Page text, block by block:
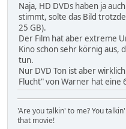
Naja, HD DVDs haben ja
stimmt, solte das Bild
25 GB).
Der Film hat aber extreme
Kino schon sehr körnig aus,
tun.
Nur DVD Ton ist aber
Flucht" von Warner hat eine
'Are you talkin' to me? You
that movie!